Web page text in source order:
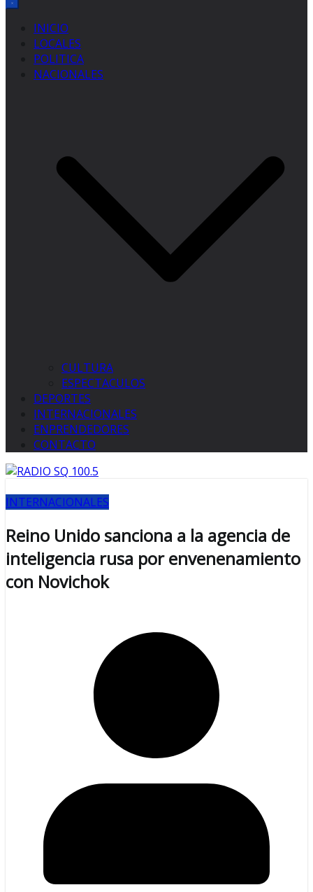
INICIO
LOCALES
POLITICA
NACIONALES
CULTURA
ESPECTACULOS
DEPORTES
INTERNACIONALES
ENPRENDEDORES
CONTACTO
INTERNACIONALES
Reino Unido sanciona a la agencia de
inteligencia rusa por envenenamiento
con Novichok